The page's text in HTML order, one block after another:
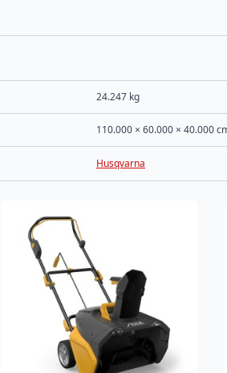
24.247 kg
110.000 × 60.000 × 40.000
Husqvarna